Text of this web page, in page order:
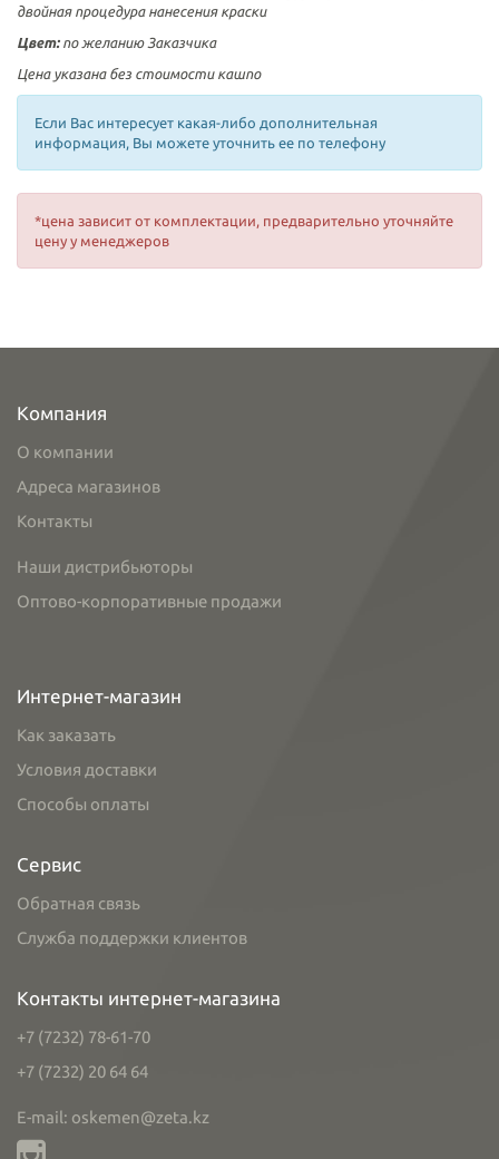
двойная процедура нанесения краски
Цвет: по желанию Заказчика
Цена указана без стоимости кашпо
Если Вас интересует какая-либо дополнительная
информация, Вы можете уточнить ее по телефону
*цена зависит от комплектации, предварительно уточняйте
цену у менеджеров
Компания
О компании
Адреса магазинов
Контакты
Наши дистрибьюторы
Оптово-корпоративные продажи
Интернет-магазин
Как заказать
Условия доставки
Способы оплаты
Сервис
Обратная связь
Служба поддержки клиентов
Контакты интернет-магазина
+7 (7232) 78-61-70
+7 (7232) 20 64 64
E-mail: oskemen@zeta.kz